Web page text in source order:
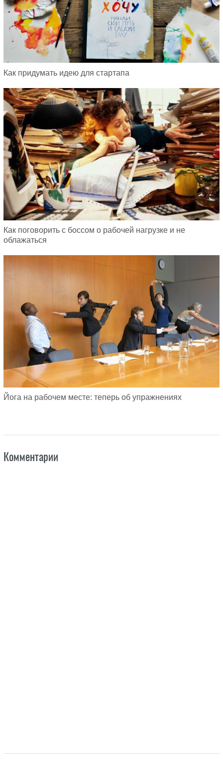
Как придумать идею для стартапа
Как поговорить с боссом о рабочей нагрузке и не
облажаться
Йога на рабочем месте: теперь об упражнениях
Комментарии